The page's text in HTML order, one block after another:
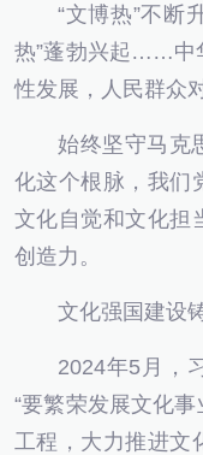
“文博热”不断升
热”蓬勃兴起……中
性发展，人民群众
始终坚守马克思
化这个根脉，我们
文化自觉和文化担
创造力。
文化强国建设
2024年5月，习
“要繁荣发展文化
工程，大力推进文